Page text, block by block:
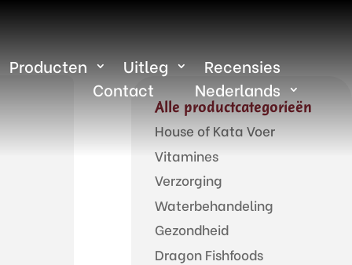
Producten Uitleg
Recensies
Contact
Nederlands
Alle productcategorieën
House of Kata Voer
Vitamines
Verzorging
Waterbehandeling
Gezondheid
Dragon Fishfoods